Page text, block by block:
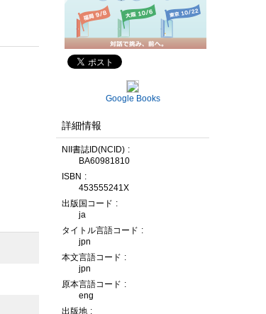
Google Books
詳細情報
NII書誌ID(NCID)
BA60981810
ISBN
453555241X
出版国コード
ja
タイトル言語コード
jpn
本文言語コード
jpn
原本言語コード
eng
出版地